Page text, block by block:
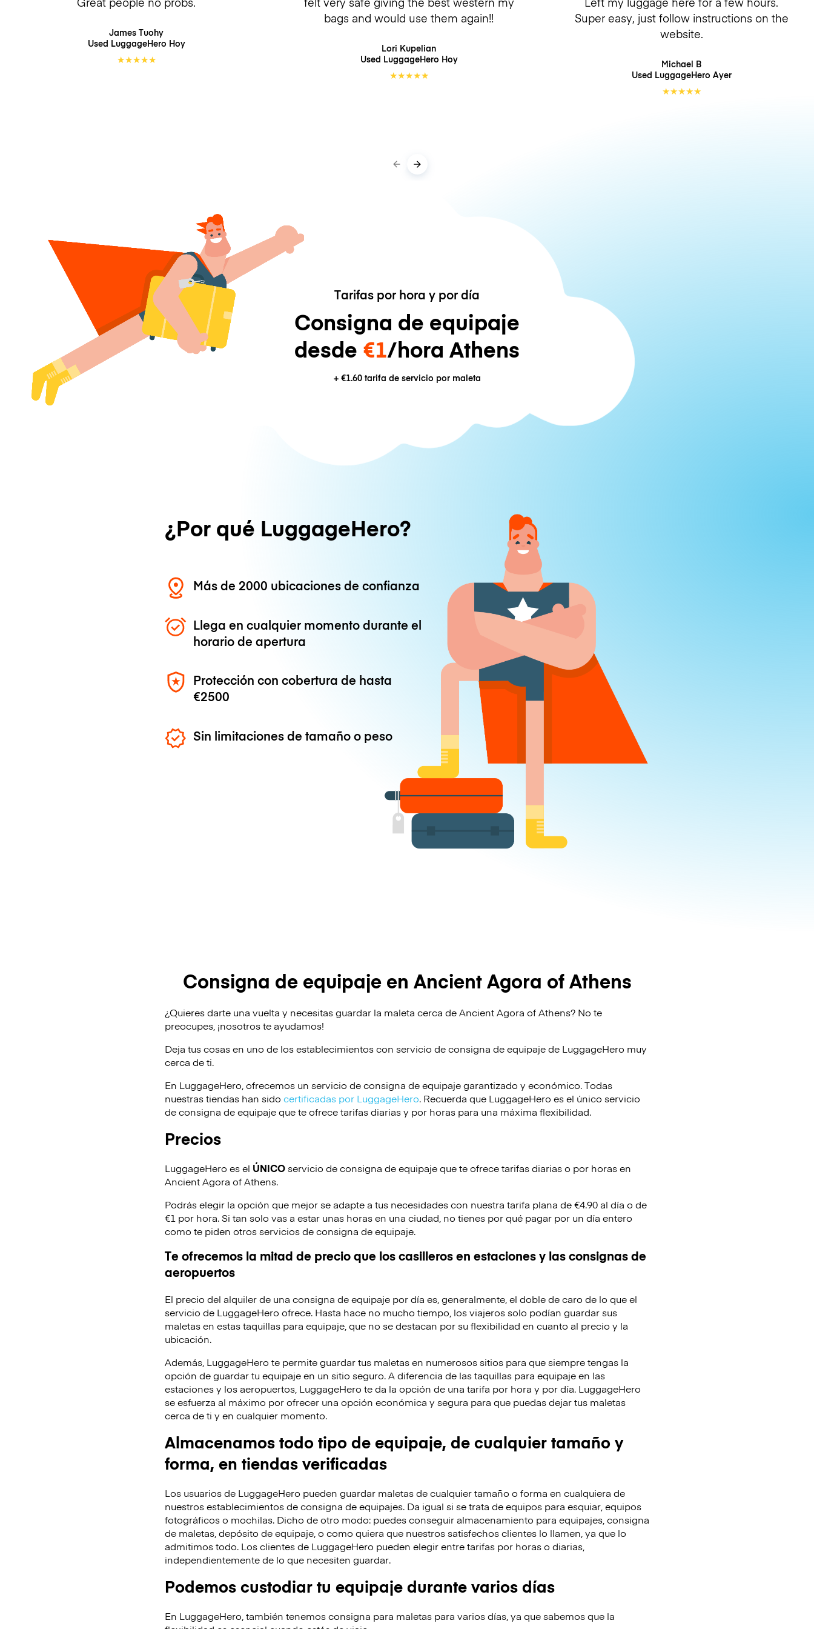
James Tuohy
Used LuggageHero Hoy
★★★★★
bags and would use them again!!
Lori Kupelian
Used LuggageHero Hoy
★★★★★
Super easy, just follow instructions on the
website.
Michael B
Used LuggageHero Ayer
★★★★★
Tarifas por hora y por día
Consigna de equipaje
desde €1/hora Athens
+ €1.60tarifa de servicio por maleta
¿Por qué LuggageHero?
Más de 2000 ubicaciones de confianza
Llega en cualquier momento durante el
horario de apertura
Protección con cobertura de hasta
€2500
Sin limitaciones de tamaño o peso
Consigna de equipaje en Ancient Agora of Athens
¿Quieres darte una vuelta y necesitas guardar la maleta cerca de Ancient Agora of Athens? No te
preocupes, ¡nosotros te ayudamos!
Deja tus cosas en uno de los establecimientos con servicio de consigna de equipaje de LuggageHero muy
cerca de ti.
En LuggageHero, ofrecemos un servicio de consigna de equipaje garantizado y económico. Todas
nuestras tiendas han sido certificadas por LuggageHero. Recuerda que LuggageHero es el único servicio
de consigna de equipaje que te ofrece tarifas diarias y por horas para una máxima flexibilidad.
Precios
LuggageHero es el ÚNICOservicio de consigna de equipaje que te ofrece tarifas diarias o por horas en
Ancient Agora of Athens.
Podrás elegir la opción que mejor se adapte a tus necesidades con nuestra tarifa plana de €4.90 al día o de
€1 por hora. Si tan solo vas a estar unas horas en una ciudad, no tienes por qué pagar por un día entero
como te piden otros servicios de consigna de equipaje.
Te ofrecemos la mitad de precio que los casilleros en estaciones y las consignas de
aeropuertos
El precio del alquiler de una consigna de equipaje por día es, generalmente, el doble de caro de lo que el
servicio de LuggageHero ofrece. Hasta hace no mucho tiempo, los viajeros solo podían guardar sus
maletas en estas taquillas para equipaje, que no se destacan por su flexibilidad en cuanto al precio y la
ubicación.
Además, LuggageHero te permite guardar tus maletas en numerosos sitios para que siempre tengas la
opción de guardar tu equipaje en un sitio seguro. A diferencia de las taquillas para equipaje en las
estaciones y los aeropuertos, LuggageHero te da la opción de una tarifa por hora y por día. LuggageHero
se esfuerza al máximo por ofrecer una opción económica y segura para que puedas dejar tus maletas
cerca de ti y en cualquier momento.
Almacenamos todo tipo de equipaje, de cualquier tamaño y
forma, en tiendas verificadas
Los usuarios de LuggageHero pueden guardar maletas de cualquier tamaño o forma en cualquiera de
nuestros establecimientos de consigna de equipajes. Da igual si se trata de equipos para esquiar, equipos
fotográficos o mochilas. Dicho de otro modo: puedes conseguir almacenamiento para equipajes, consigna
de maletas, depósito de equipaje, o como quiera que nuestros satisfechos clientes lo llamen, ya que lo
admitimos todo. Los clientes de LuggageHero pueden elegir entre tarifas por horas o diarias,
independientemente de lo que necesiten guardar.
Podemos custodiar tu equipaje durante varios días
En LuggageHero, también tenemos consigna para maletas para varios días, ya que sabemos que la